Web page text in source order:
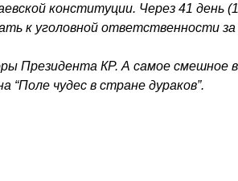
конституции. Через 41 день
к уголовной ответственности
Президента КР. А самое смешное
чудес в стране дураков”.